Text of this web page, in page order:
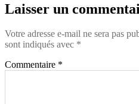
Laisser un
Votre adresse e-mail ne sera pas
sont indiqués avec *
Commentaire *